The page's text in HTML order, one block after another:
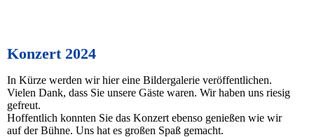
Konzert 2024
In Kürze werden wir hier eine Bildergalerie veröffentlichen.
Vielen Dank, dass Sie unsere Gäste waren. Wir haben uns riesig
gefreut.
Hoffentlich konnten Sie das Konzert ebenso genießen wie wir
auf der Bühne. Uns hat es großen Spaß gemacht.